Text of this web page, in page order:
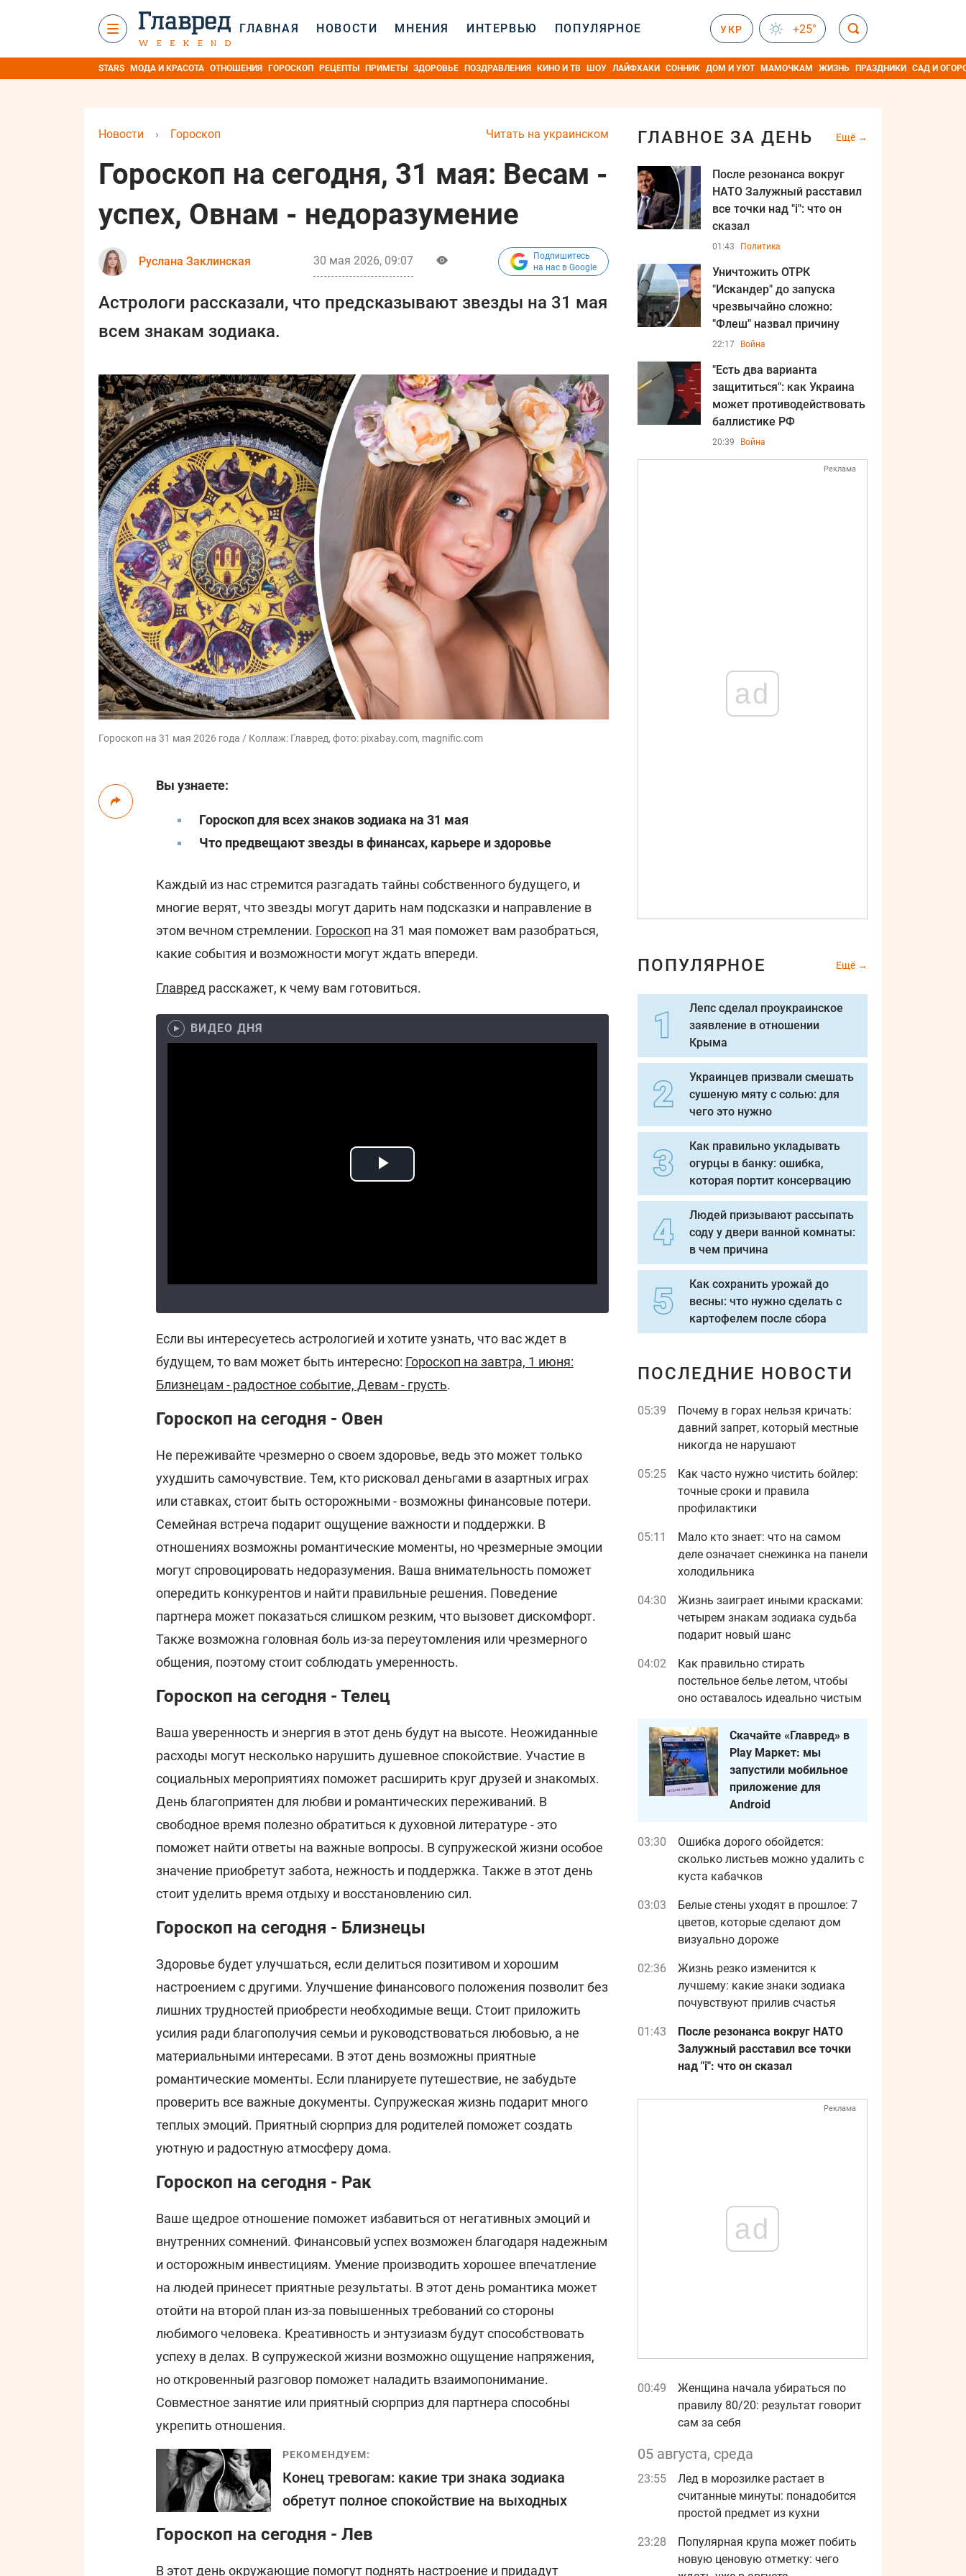
ГЛАВНАЯ НОВОСТИ МНЕНИЯ ИНТЕРВЬЮ ПОПУЛЯРНОЕ УКР +25°
STARS МОДА И КРАСОТА ОТНОШЕНИЯ ГОРОСКОП РЕЦЕПТЫ ПРИМЕТЫ ЗДОРОВЬЕ ПОЗДРАВЛЕНИЯ КИНО И ТВ ШОУ ЛАЙФХАКИ СОННИК ДОМ И УЮТ МАМОЧКАМ ЖИЗНЬ ПРАЗДНИКИ САД И
Читать на украинском
Новости › Гороскоп
Гороскоп на сегодня, 31 мая: Весам -
успех, Овнам - недоразумение
Руслана Заклинская 30 мая 2026, 09:07
Подпишитесь
на нас в Google
Астрологи рассказали, что предсказывают звезды на 31 мая
всем знакам зодиака.
Гороскоп на 31 мая 2026 года / Коллаж: Главред, фото: pixabay.com, magnific.com
Вы узнаете:
Гороскоп для всех знаков зодиака на 31 мая
Что предвещают звезды в финансах, карьере и здоровье
Каждый из нас стремится разгадать тайны собственного будущего, и
многие верят, что звезды могут дарить нам подсказки и направление в
этом вечном стремлении. Гороскоп на 31 мая поможет вам разобраться,
какие события и возможности могут ждать впереди.
Главред расскажет, к чему вам готовиться.
ВИДЕО ДНЯ
Если вы интересуетесь астрологией и хотите узнать, что вас ждет в
будущем, то вам может быть интересно: Гороскоп на завтра, 1 июня:
Близнецам - радостное событие, Девам - грусть.
Гороскоп на сегодня - Овен
Не переживайте чрезмерно о своем здоровье, ведь это может только
ухудшить самочувствие. Тем, кто рисковал деньгами в азартных играх
или ставках, стоит быть осторожными - возможны финансовые потери.
Семейная встреча подарит ощущение важности и поддержки. В
отношениях возможны романтические моменты, но чрезмерные эмоции
могут спровоцировать недоразумения. Ваша внимательность поможет
опередить конкурентов и найти правильные решения. Поведение
партнера может показаться слишком резким, что вызовет дискомфорт.
Также возможна головная боль из-за переутомления или чрезмерного
общения, поэтому стоит соблюдать умеренность.
Гороскоп на сегодня - Телец
Ваша уверенность и энергия в этот день будут на высоте. Неожиданные
расходы могут несколько нарушить душевное спокойствие. Участие в
социальных мероприятиях поможет расширить круг друзей и знакомых.
День благоприятен для любви и романтических переживаний. В
свободное время полезно обратиться к духовной литературе - это
поможет найти ответы на важные вопросы. В супружеской жизни особое
значение приобретут забота, нежность и поддержка. Также в этот день
стоит уделить время отдыху и восстановлению сил.
Гороскоп на сегодня - Близнецы
Здоровье будет улучшаться, если делиться позитивом и хорошим
настроением с другими. Улучшение финансового положения позволит без
лишних трудностей приобрести необходимые вещи. Стоит приложить
усилия ради благополучия семьи и руководствоваться любовью, а не
материальными интересами. В этот день возможны приятные
романтические моменты. Если планируете путешествие, не забудьте
проверить все важные документы. Супружеская жизнь подарит много
теплых эмоций. Приятный сюрприз для родителей поможет создать
уютную и радостную атмосферу дома.
Гороскоп на сегодня - Рак
Ваше щедрое отношение поможет избавиться от негативных эмоций и
внутренних сомнений. Финансовый успех возможен благодаря надежным
и осторожным инвестициям. Умение производить хорошее впечатление
на людей принесет приятные результаты. В этот день романтика может
отойти на второй план из-за повышенных требований со стороны
любимого человека. Креативность и энтузиазм будут способствовать
успеху в делах. В супружеской жизни возможно ощущение напряжения,
но откровенный разговор поможет наладить взаимопонимание.
Совместное занятие или приятный сюрприз для партнера способны
укрепить отношения.
РЕКОМЕНДУЕМ:
Конец тревогам: какие три знака зодиака
обретут полное спокойствие на выходных
Гороскоп на сегодня - Лев
В этот день окружающие помогут поднять настроение и придадут
ГЛАВНОЕ ЗА ДЕНЬ Ещё
После резонанса вокруг
НАТО Залужный расставил
все точки над "i": что он
сказал
01:43 Политика
Уничтожить ОТРК
"Искандер" до запуска
чрезвычайно сложно:
"Флеш" назвал причину
22:17 Война
"Есть два варианта
защититься": как Украина
может противодействовать
баллистике РФ
20:39 Война
Реклама
ad
ПОПУЛЯРНОЕ Ещё
Лепс сделал проукраинское
заявление в отношении
Крыма
Украинцев призвали смешать
сушеную мяту с солью: для
чего это нужно
Как правильно укладывать
огурцы в банку: ошибка,
которая портит консервацию
Людей призывают рассыпать
соду у двери ванной комнаты:
в чем причина
Как сохранить урожай до
весны: что нужно сделать с
картофелем после сбора
ПОСЛЕДНИЕ НОВОСТИ
05:39
Почему в горах нельзя кричать:
давний запрет, который местные
никогда не нарушают
05:25
Как часто нужно чистить бойлер:
точные сроки и правила
профилактики
05:11
Мало кто знает: что на самом
деле означает снежинка на панели
холодильника
04:30
Жизнь заиграет иными красками:
четырем знакам зодиака судьба
подарит новый шанс
04:02
Как правильно стирать
постельное белье летом, чтобы
оно оставалось идеально чистым
Скачайте «Главред» в
Play Маркет: мы
запустили мобильное
приложение для
Android
03:30
Ошибка дорого обойдется:
сколько листьев можно удалить с
куста кабачков
03:03
Белые стены уходят в прошлое: 7
цветов, которые сделают дом
визуально дороже
02:36
Жизнь резко изменится к
лучшему: какие знаки зодиака
почувствуют прилив счастья
01:43
После резонанса вокруг НАТО
Залужный расставил все точки
над "i": что он сказал
Реклама
ad
00:49
Женщина начала убираться по
правилу 80/20: результат говорит
сам за себя
05 августа, среда
23:55
Лед в морозилке растает в
считанные минуты: понадобится
простой предмет из кухни
23:28
Популярная крупа может побить
новую ценовую отметку: чего